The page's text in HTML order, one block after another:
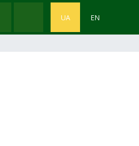
UA EN